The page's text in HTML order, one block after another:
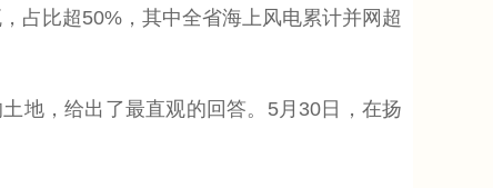
比超50%，其中全省海上风电累计并网超
地，给出了最直观的回答。5月30日，在扬